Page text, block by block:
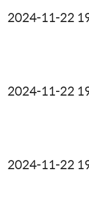
2024-11-22
2024-11-22
2024-11-22